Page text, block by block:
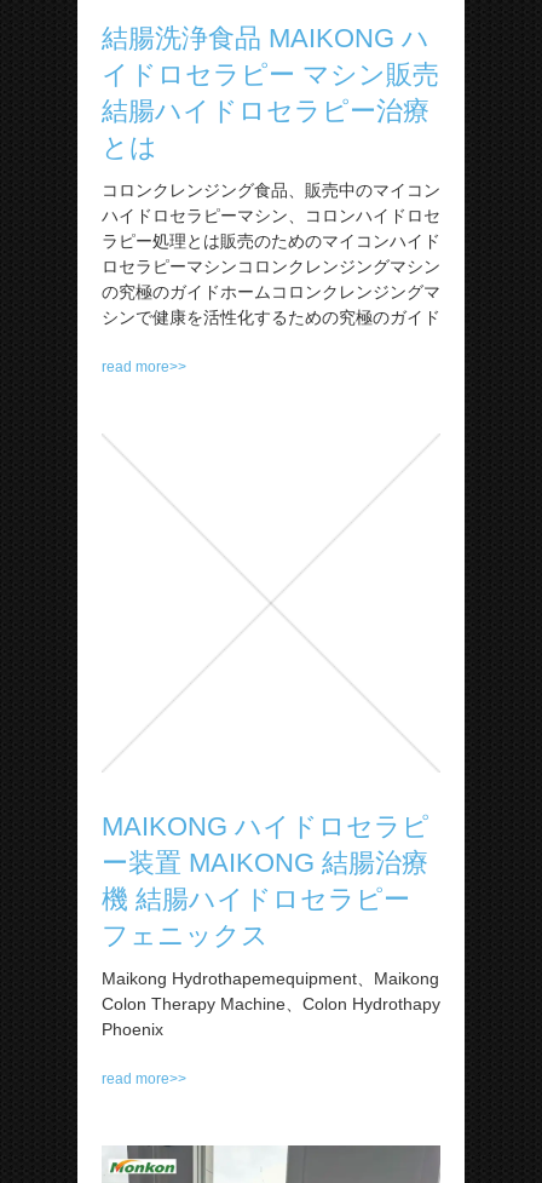
結腸洗浄食品 MAIKONG ハ
イドロセラピー マシン販売
結腸ハイドロセラピー治療
とは
コロンクレンジング食品、販売中のマイコン
ハイドロセラピーマシン、コロンハイドロセ
ラピー処理とは販売のためのマイコンハイド
ロセラピーマシンコロンクレンジングマシン
の究極のガイドホームコロンクレンジングマ
シンで健康を活性化するための究極のガイド
read more>>
MAIKONG ハイドロセラピ
ー装置 MAIKONG 結腸治療
機 結腸ハイドロセラピー
フェニックス
Maikong Hydrothapemequipment、Maikong
Colon Therapy Machine、Colon Hydrothapy
Phoenix
read more>>